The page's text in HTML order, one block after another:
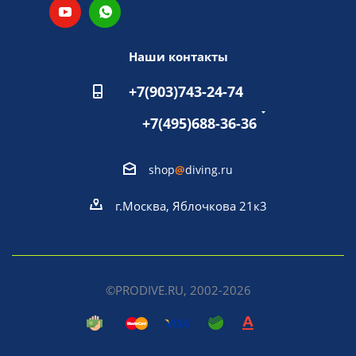
Наши контакты
+7(903)743-24-74
+7(495)688-36-36
shop@diving.ru
г.Москва, Яблочкова 21к3
©PRODIVE.RU, 2002-2026